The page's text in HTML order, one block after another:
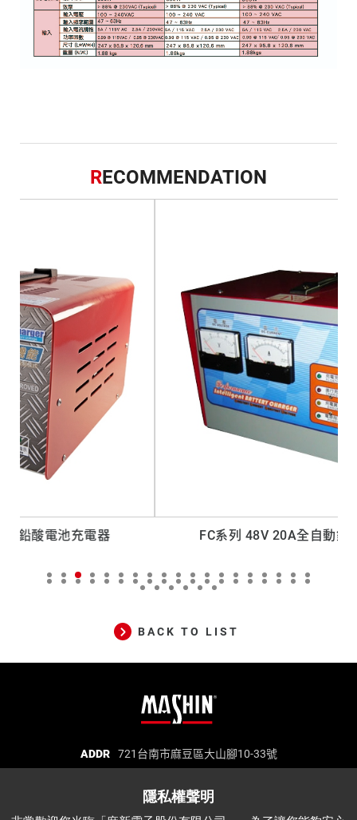
RECOMMENDATION
FC系列 48V 20A全自動鉛酸電池充電器
BACK TO LIST
子
ADDR
721台南市麻豆區大山腳10-33號
TEL
06-5702066 FAX
06-5702840
mashin@mashin.com.tw